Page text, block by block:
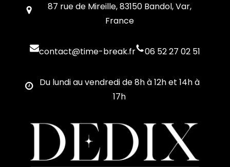
87 rue de Mireille, 83150 Bandol, Var,
France
contact@time-break.fr 06 52 27 02 51
Du lundi au vendredi de 8h à 12h et 14h à
17h